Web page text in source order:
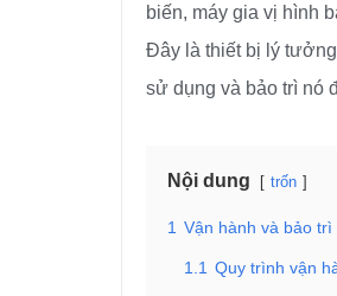
biến, máy gia vị hình
Đây là thiết bị lý
sử dụng và bảo trì nó
Nội dung trốn
1 Vận hành và bảo
1.1 Quy trình vận